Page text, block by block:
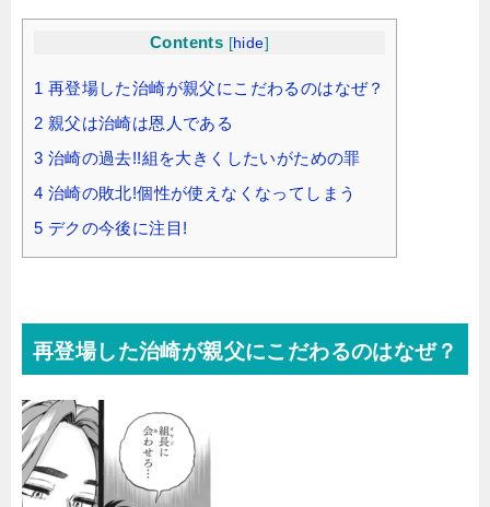
Contents [hide]
1 再登場した治崎が親父にこだわるのはなぜ？
2 親父は治崎は恩人である
3 治崎の過去!!組を大きくしたいがための罪
4 治崎の敗北!個性が使えなくなってしまう
5 デクの今後に注目!
再登場した治崎が親父にこだわるのはなぜ？